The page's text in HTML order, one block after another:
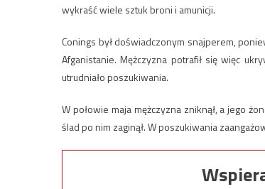
wykraść wiele sztuk broni i amunicji.
Conings był doświadczonym snajperem,
Afganistanie. Mężczyzna potrafił się więc
utrudniało poszukiwania.
W połowie maja mężczyzna zniknął, a jego
ślad po nim zaginął. W poszukiwania